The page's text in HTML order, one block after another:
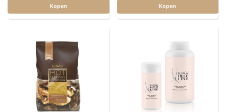
Kopen Kopen